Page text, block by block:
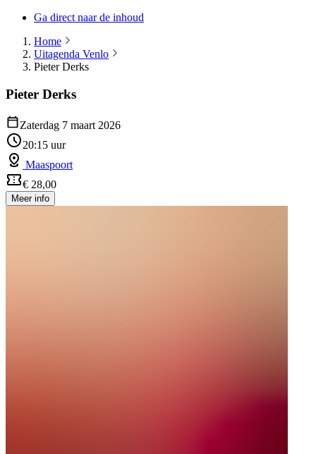
Ga direct naar de inhoud
Home
Uitagenda Venlo
Pieter Derks
Pieter Derks
Zaterdag 7 maart 2026
20:15 uur
Maaspoort
€ 28,00
Meer info